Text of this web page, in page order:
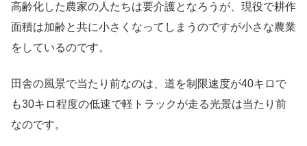
高齢化した農家の人たちは要介護となろうが、現役で耕作
面積は加齢と共に小さくなってしまうのですが小さな農業
をしているのです。
田舎の風景で当たり前なのは、道を制限速度が40キロで
も30キロ程度の低速で軽トラックが走る光景は当たり前
なのです。